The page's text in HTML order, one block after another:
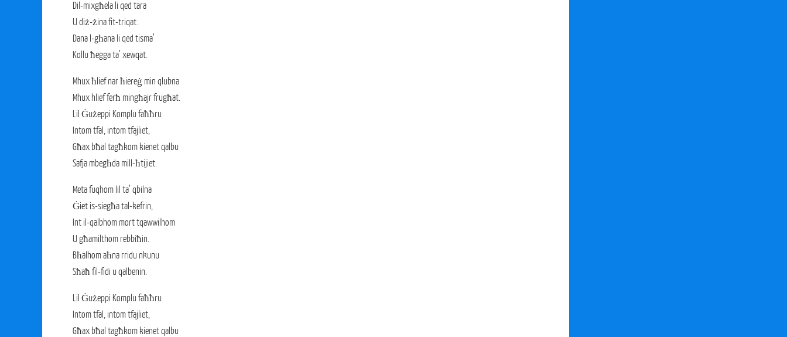
Dil-mixgħela li qed tara
U diż-żina fit-triqat.
Dana l-għana li qed tisma’
Kollu ħegga ta’ xewqat.
Mhux ħlief nar ħiereġ min qlubna
Mhux hlief ferħ mingħajr frugħat.
Lil Ġużeppi Komplu faħħru
Intom tfal, intom tfajliet,
Għax bħal tagħkom kienet qalbu
Safja mbegħda mill-ħtijiet.
Meta fuqhom lil ta’ qbilna
Ġiet is-siegħa tal-kefrin,
Int il-qalbhom mort tqawwilhom
U għamilthom rebbiħin.
Bħalhom aħna rridu nkunu
Sħaħ fil-fidi u qalbenin.
Lil Ġużeppi Komplu faħħru
Intom tfal, intom tfajliet,
Għax bħal tagħkom kienet qalbu